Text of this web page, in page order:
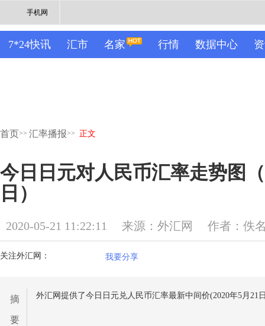
手机网
7*24快讯 汇市 名家 行情 数据中心
首页>> 汇率播报>> 正文
今日日元对人民币汇率走势图
日）
2020-05-21 11:22:11 来源：外汇网 作者：佚
关注外汇网： 我要分享
摘
要
外汇网提供了今日日元兑人民币汇率最新中间价(2020年5月21